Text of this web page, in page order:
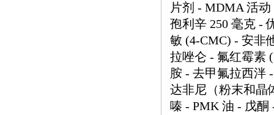
片剂 - MDMA 活
孢利辛 250 毫克 -
敏 (4-CMC) - 安非
拉唑仑 - 氟红霉素
胺 - 去甲氟拉西泮
达非尼（粉末和晶
嗪 - PMK 油 - 戊酮